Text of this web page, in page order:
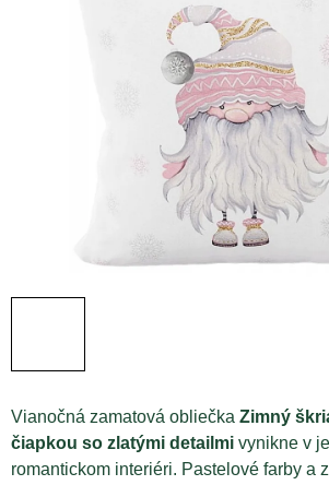
Vianočná zamatová obliečka Zimný
čiapkou so zlatými detailmi vynikne v
romantickom interiéri. Pastelové farby a